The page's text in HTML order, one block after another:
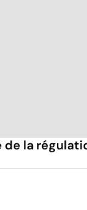
de la